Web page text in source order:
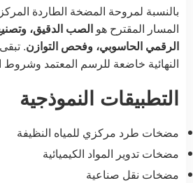
بالنسبة لمروحة المضخة الطاردة
المسار المقترح هو الصب الدقيق،
الرقمي الحاسوبي، وفحص التوازن.
النهائية خاضعة للرسم المعتمد وشروط
التطبيقات النموذجية
مضخات طرد مركزي للمياه النظيفة
مضخات تدوير المواد الكيميائية
مضخات نقل صناعية